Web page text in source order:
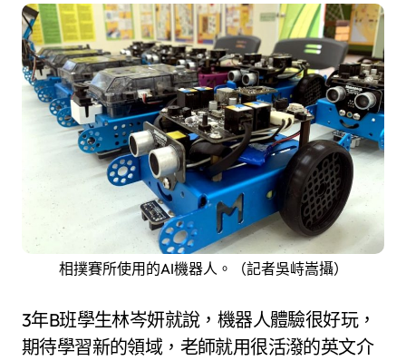
相撲賽所使用的AI機器人。（記者吳峙嵩攝）
3年B班學生林岑妍就說，機器人體驗很好玩，
期待學習新的領域，老師就用很活潑的英文介